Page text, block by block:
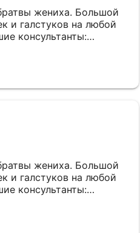
жениха. Большой
и галстуков на любой
консультанты:
симпатичны, с
благодарность
Также наливают чай,
жениха. Большой
и галстуков на любой
консультанты:
симпатичны, с
благодарность
Также наливают чай,